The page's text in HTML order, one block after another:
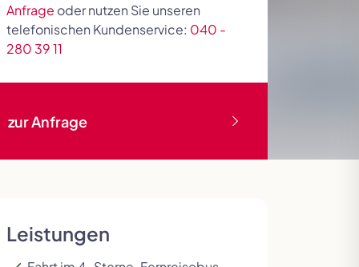
Skandinavien
Deluxe Reisen Tour der Giganten
Anfrage oder nutzen Sie unseren
telefonischen Kundenservice: 040 -
280 39 11
zur Anfrage
Leistungen